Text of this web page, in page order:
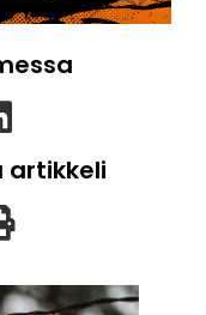
artikkeli